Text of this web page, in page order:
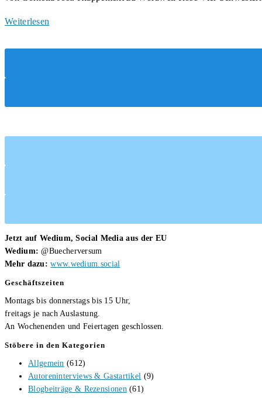
Weiterlesen
Jetzt auf Wedium, Social Media aus der EU
Wedium: @Buecherversum
Mehr dazu: www.wedium.social
Geschäftszeiten
Montags bis donnerstags bis 15 Uhr,
freitags je nach Auslastung.
An Wochenenden und Feiertagen geschlossen.
Stöbere in den Kategorien
Allgemein (612)
Autoreninterviews & Gastartikel (9)
Blogbeiträge & Rezensionen (61)